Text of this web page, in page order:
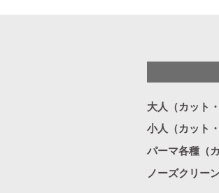
大人（カット
小人（カット
パーマ各種（
ノーズクリー